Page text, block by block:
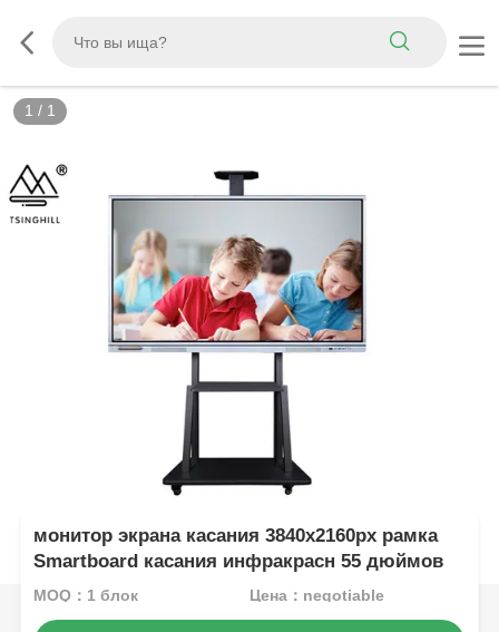
1 / 1
монитор экрана касания 3840x2160px рамка
Smartboard касания инфракрасн 55 дюймов
MOQ：1 блок Цена：negotiable